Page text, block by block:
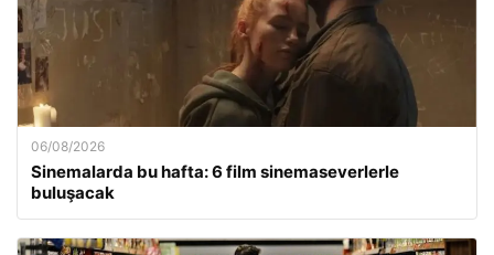
06/08/2026
Sinemalarda bu hafta: 6 film sinemaseverlerle
buluşacak